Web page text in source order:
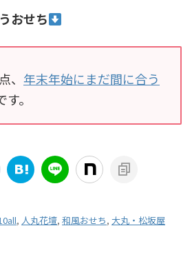
おせち
年末年始にまだ間に合う
す。
, 人丸花壇, 和風おせち, 大丸・松坂屋